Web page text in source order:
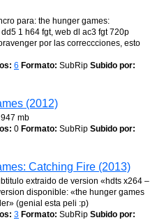
para: the hunger games:
1 h64 fgt, web dl ac3 fgt 720p
por las correccciones, esto
6 Formato: SubRip Subido por:
(2012)
mb
0 Formato: SubRip Subido por:
Catching Fire (2013)
extraido de version «hdts x264 –
disponible: «the hunger games
(genial esta peli :p)
3 Formato: SubRip Subido por: